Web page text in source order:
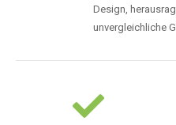
Design,
unvergleichliche